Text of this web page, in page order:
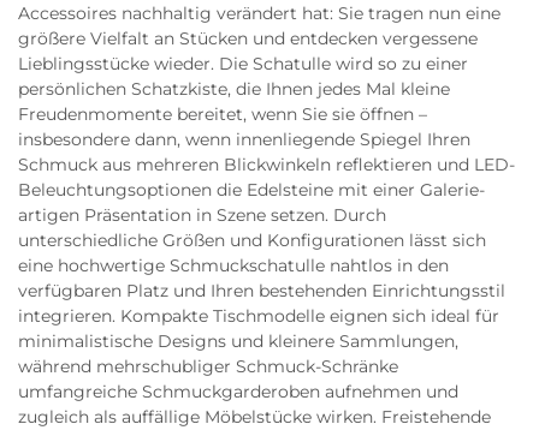
Accessoires nachhaltig verändert hat: Sie tragen nun eine
größere Vielfalt an Stücken und entdecken vergessene
Lieblingsstücke wieder. Die Schatulle wird so zu einer
persönlichen Schatzkiste, die Ihnen jedes Mal kleine
Freudenmomente bereitet, wenn Sie sie öffnen –
insbesondere dann, wenn innenliegende Spiegel Ihren
Schmuck aus mehreren Blickwinkeln reflektieren und LED-
Beleuchtungsoptionen die Edelsteine mit einer Galerie-
artigen Präsentation in Szene setzen. Durch
unterschiedliche Größen und Konfigurationen lässt sich
eine hochwertige Schmuckschatulle nahtlos in den
verfügbaren Platz und Ihren bestehenden Einrichtungsstil
integrieren. Kompakte Tischmodelle eignen sich ideal für
minimalistische Designs und kleinere Sammlungen,
während mehrschubliger Schmuck-Schränke
umfangreiche Schmuckgarderoben aufnehmen und
zugleich als auffällige Möbelstücke wirken. Freistehende